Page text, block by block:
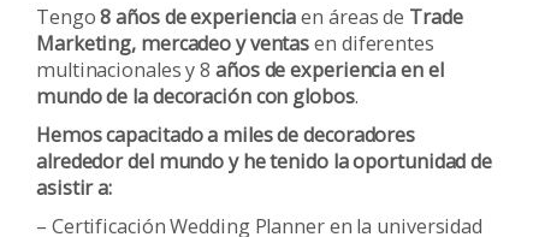
Tengo8 años de experienciaen áreas de Trade
Marketing, mercadeo y ventasen diferentes
multinacionales y 8 años de experiencia en el
mundo de la decoración con globos.
Hemos capacitado a miles de decoradores
alrededor del mundo y he tenido la oportunidad de
asistir a:
– Certificación Wedding Planner en la universidad